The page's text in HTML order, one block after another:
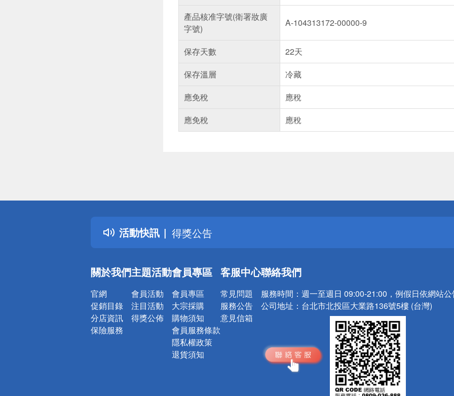
產品核准字號(衛署妝廣
字號)
A-104313172-00000-9
保存天數
22天
保存溫層
冷藏
應免稅
應稅
應免稅
應稅
活動快訊
詐騙網頁！請小心！
得獎公告
熱門話題
銀行優惠
詐騙網頁！請小心！
關於我們
官網
促銷目錄
分店資訊
保險服務
主題活動
會員活動
注目活動
得獎公佈
會員專區
會員專區
大宗採購
購物須知
會員服務條款
隱私權政策
退貨須知
客服中心
常見問題
服務公告
意見信箱
聯絡我們
服務時間： 週一至週日 09:00-21:00，例假日依網站
公司地址： 台北市北投區大業路136號5樓 (台灣)